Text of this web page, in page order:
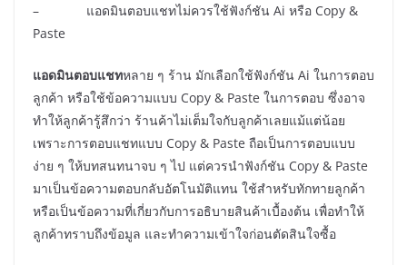
– แอดมินตอบแชทไม่ควรใช้ฟังก์ชัน Ai หรือ Copy &
Paste
แอดมินตอบแชทหลาย ๆ ร้าน มักเลือกใช้ฟังก์ชัน Ai ในการตอบ
ลูกค้า หรือใช้ข้อความแบบ Copy & Paste ในการตอบ ซึ่งอาจ
ทำให้ลูกค้ารู้สึกว่า ร้านค้าไม่เต็มใจกับลูกค้าเลยแม้แต่น้อย
เพราะการตอบแชทแบบ Copy & Paste ถือเป็นการตอบแบบ
ง่าย ๆ ให้บทสนทนาจบ ๆ ไป แต่ควรนำฟังก์ชัน Copy & Paste
มาเป็นข้อความตอบกลับอัตโนมัติแทน ใช้สำหรับทักทายลูกค้า
หรือเป็นข้อความที่เกี่ยวกับการอธิบายสินค้าเบื้องต้น เพื่อทำให้
ลูกค้าทราบถึงข้อมูล และทำความเข้าใจก่อนตัดสินใจซื้อ